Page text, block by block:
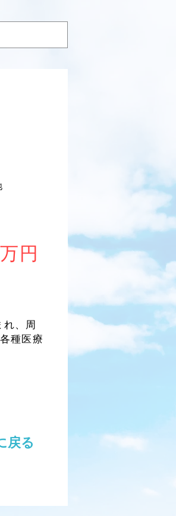
万円
、周
種医療
戻る